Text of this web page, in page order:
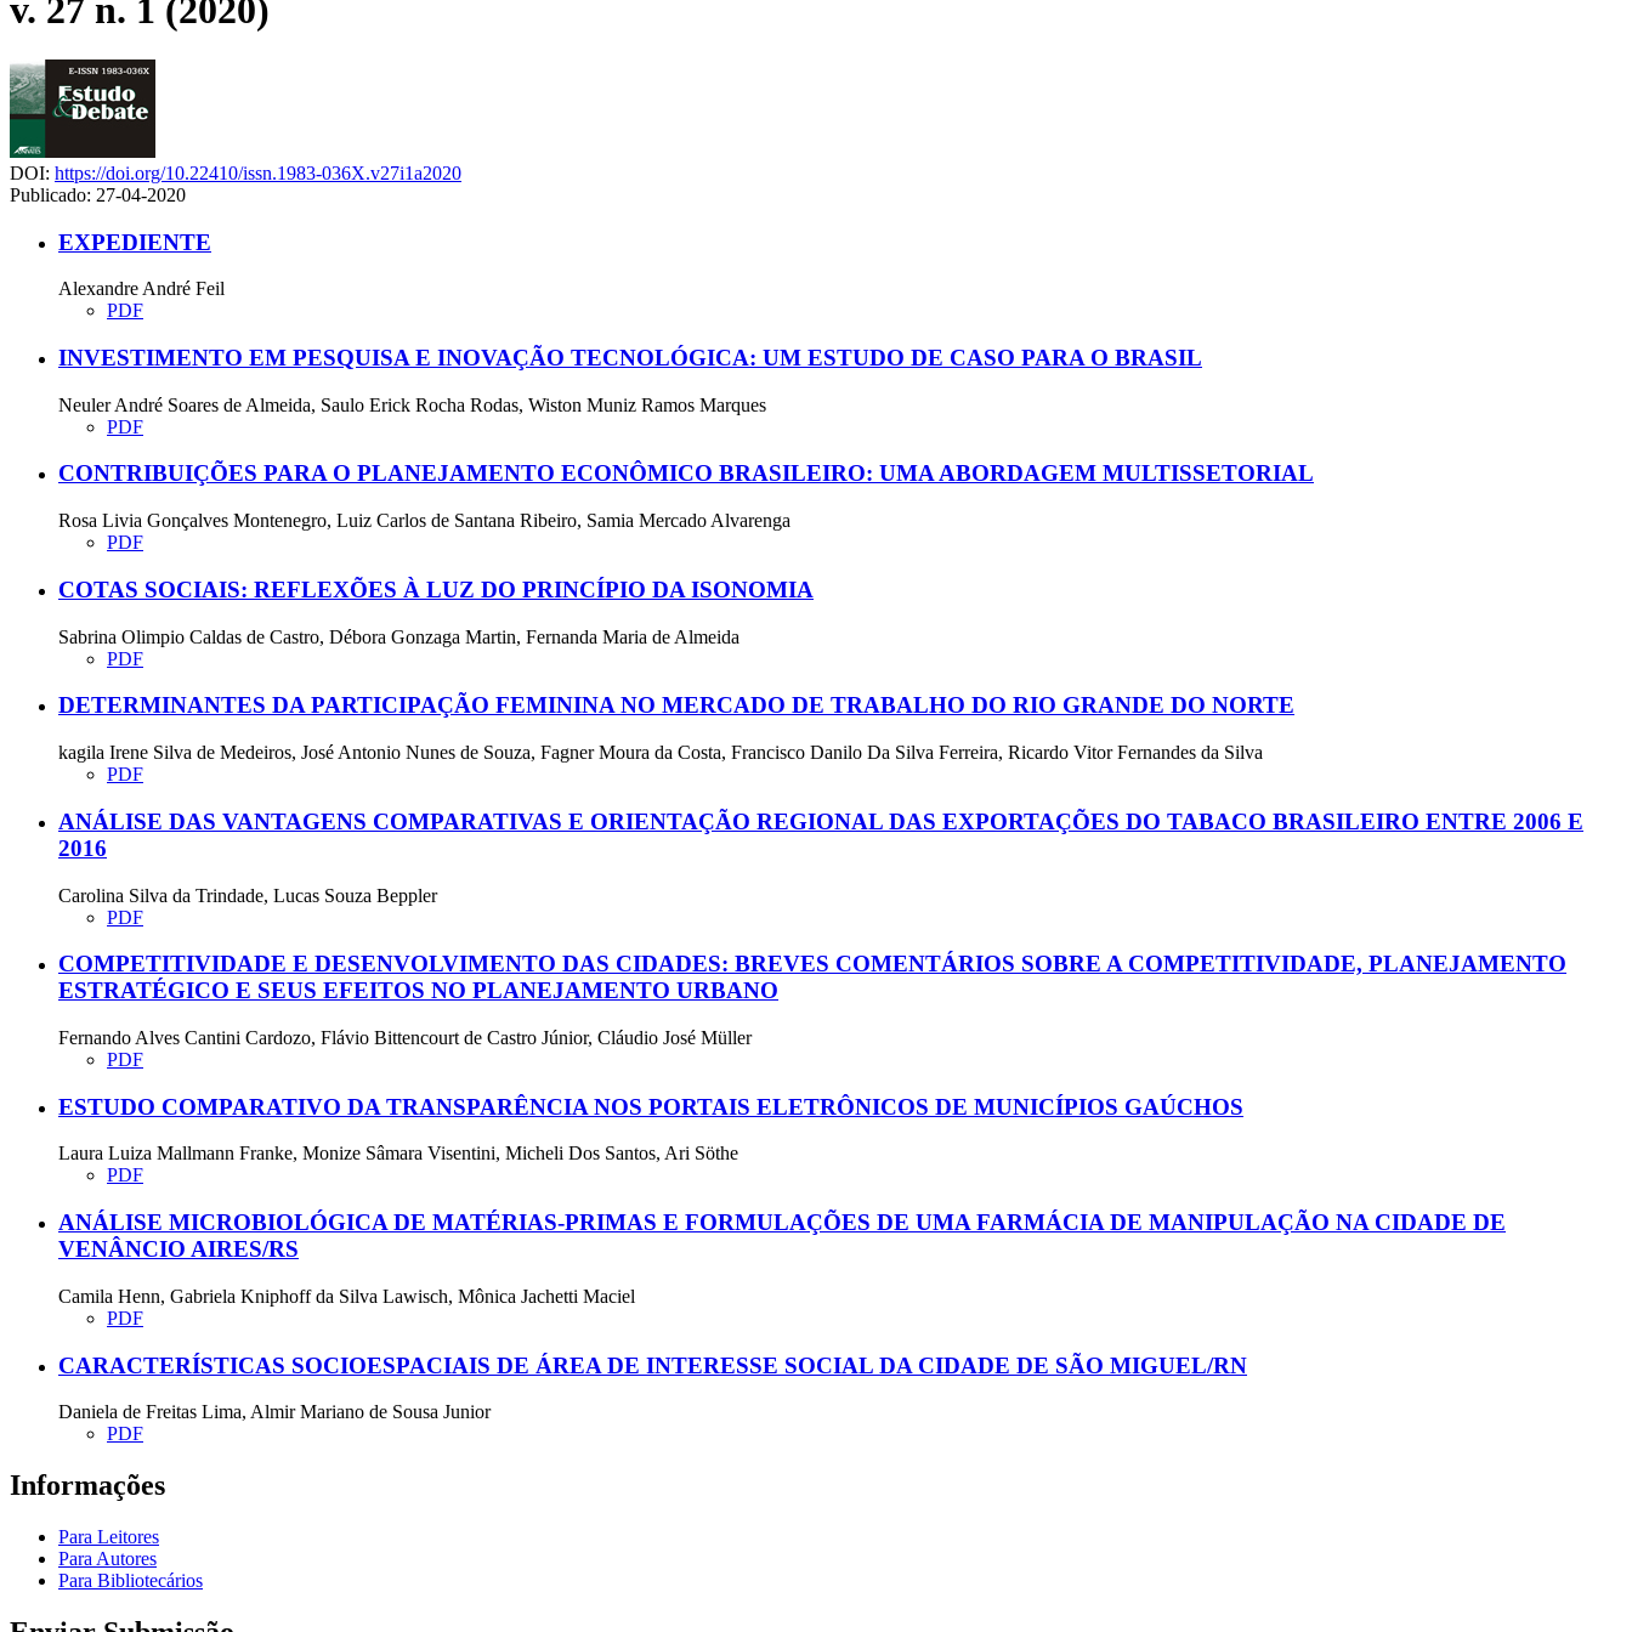
v. 27 n. 1 (2020)
DOI: https://doi.org/10.22410/issn.1983-036X.v27i1a2020
Publicado: 27-04-2020
EXPEDIENTE
Alexandre André Feil
PDF
INVESTIMENTO EM PESQUISA E INOVAÇÃO TECNOLÓGICA: UM ESTUDO DE CASO PARA O BRASIL
Neuler André Soares de Almeida, Saulo Erick Rocha Rodas, Wiston Muniz Ramos Marques
PDF
CONTRIBUIÇÕES PARA O PLANEJAMENTO ECONÔMICO BRASILEIRO: UMA ABORDAGEM MULTISSETORIAL
Rosa Livia Gonçalves Montenegro, Luiz Carlos de Santana Ribeiro, Samia Mercado Alvarenga
PDF
COTAS SOCIAIS: REFLEXÕES À LUZ DO PRINCÍPIO DA ISONOMIA
Sabrina Olimpio Caldas de Castro, Débora Gonzaga Martin, Fernanda Maria de Almeida
PDF
DETERMINANTES DA PARTICIPAÇÃO FEMININA NO MERCADO DE TRABALHO DO RIO GRANDE DO NORTE
kagila Irene Silva de Medeiros, José Antonio Nunes de Souza, Fagner Moura da Costa, Francisco Danilo Da Silva Ferreira, Ricardo Vitor Fernandes da Silva
PDF
ANÁLISE DAS VANTAGENS COMPARATIVAS E ORIENTAÇÃO REGIONAL DAS EXPORTAÇÕES DO TABACO BRASILEIRO ENTRE 2006 E
2016
Carolina Silva da Trindade, Lucas Souza Beppler
PDF
COMPETITIVIDADE E DESENVOLVIMENTO DAS CIDADES: BREVES COMENTÁRIOS SOBRE A COMPETITIVIDADE, PLANEJAMENTO
ESTRATÉGICO E SEUS EFEITOS NO PLANEJAMENTO URBANO
Fernando Alves Cantini Cardozo, Flávio Bittencourt de Castro Júnior, Cláudio José Müller
PDF
ESTUDO COMPARATIVO DA TRANSPARÊNCIA NOS PORTAIS ELETRÔNICOS DE MUNICÍPIOS GAÚCHOS
Laura Luiza Mallmann Franke, Monize Sâmara Visentini, Micheli Dos Santos, Ari Söthe
PDF
ANÁLISE MICROBIOLÓGICA DE MATÉRIAS-PRIMAS E FORMULAÇÕES DE UMA FARMÁCIA DE MANIPULAÇÃO NA CIDADE DE
VENÂNCIO AIRES/RS
Camila Henn, Gabriela Kniphoff da Silva Lawisch, Mônica Jachetti Maciel
PDF
CARACTERÍSTICAS SOCIOESPACIAIS DE ÁREA DE INTERESSE SOCIAL DA CIDADE DE SÃO MIGUEL/RN
Daniela de Freitas Lima, Almir Mariano de Sousa Junior
PDF
Informações
Para Leitores
Para Autores
Para Bibliotecários